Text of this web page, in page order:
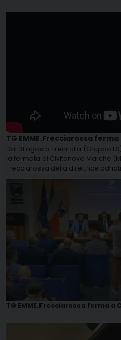
TG EMME.Frecciarossa
Dal 31 agosto Trenitalia (Gruppo
la fermata di Civitanova Marche
Frecciarossa della direttrice
TG EMME.Frecciarossa ferma a